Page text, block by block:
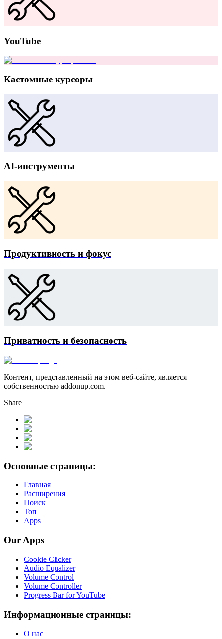
YouTube
Кастомные курсоры
AI-инструменты
Продуктивность и фокус
Приватность и безопасность
Контент, представленный на этом веб-сайте, является
собственностью addonup.com.
Share
Основные страницы:
Главная
Расширения
Поиск
Топ
Apps
Our Apps
Cookie Clicker
Audio Equalizer
Volume Control
Volume Controller
Progress Bar for YouTube
Информационные страницы:
О нас